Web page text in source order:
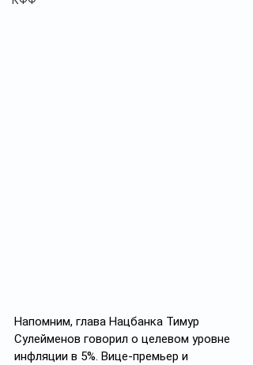
Напомним, глава Нацбанка Тимур
Сулейменов говорил о целевом уровне
инфляции в 5%. Вице-премьер и